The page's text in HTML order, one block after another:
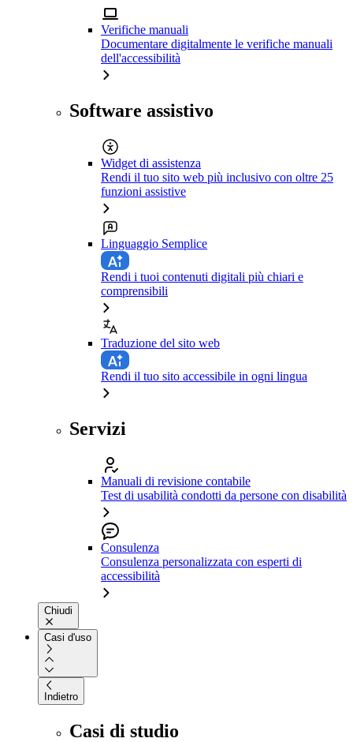
Verifiche manuali
Documentare digitalmente le verifiche manuali
dell'accessibilità
Software assistivo
Widget di assistenza
Rendi il tuo sito web più inclusivo con oltre 25
funzioni assistive
Linguaggio Semplice
Rendi i tuoi contenuti digitali più chiari e
comprensibili
Traduzione del sito web
Rendi il tuo sito accessibile in ogni lingua
Servizi
Manuali di revisione contabile
Test di usabilità condotti da persone con disabilità
Consulenza
Consulenza personalizzata con esperti di
accessibilità
Chiudi
Casi d'uso
Indietro
Casi di studio